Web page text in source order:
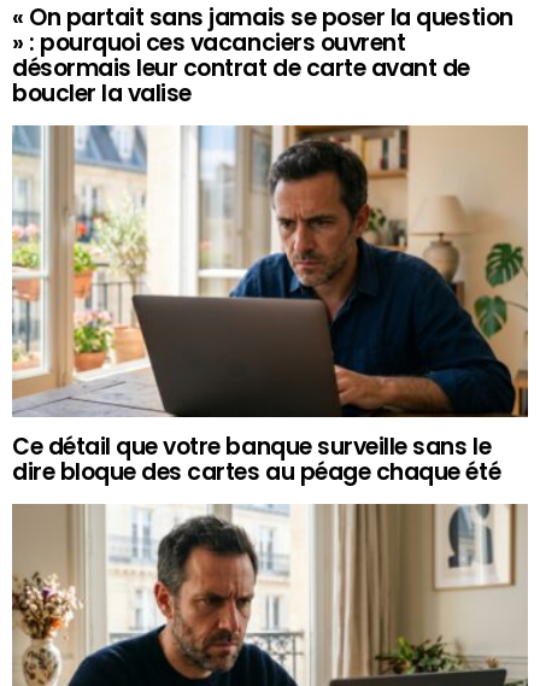
« On partait sans jamais se poser la question
» : pourquoi ces vacanciers ouvrent
désormais leur contrat de carte avant de
boucler la valise
Ce détail que votre banque surveille sans le
dire bloque des cartes au péage chaque été